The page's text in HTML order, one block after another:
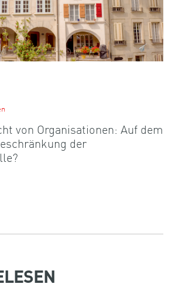
von Organisationen: Auf dem
der